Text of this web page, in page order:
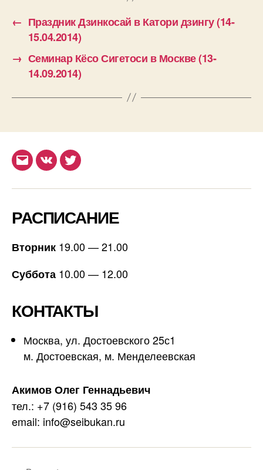
← Праздник Дзинкосай в Катори дзингу (14-
15.04.2014)
→ Семинар Кёсо Сигетоси в Москве (13-
14.09.2014)
EmailВКонтакте
Twitter
РАСПИСАНИЕ
Вторник 19.00 — 21.00
Суббота 10.00 — 12.00
КОНТАКТЫ
Москва, ул. Достоевского 25с1
м. Достоевская, м. Менделеевская
Акимов Олег Геннадьевич
тел.: +7 (916) 543 35 96
email: info@seibukan.ru